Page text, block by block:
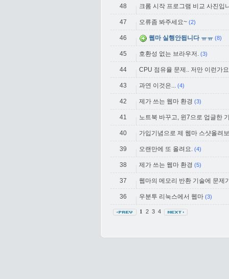
48 크롬 시작 프로그램 비교 사진입
47 오류좀 봐주세요~ (2)
46 웹마 실행안됩니다 ㅠㅠ (8)
45 호환성 없는 브라우저. (3)
44 CPU 점유율 문제.. 저만 이런가
43 과연 이것은... (4)
42 제가 쓰는 웹마 환경 (3)
41 노트북 바꾸고, 윈7으로 업글한
40 가입기념으로 제 웹마 스샷올려
39 오랜만에 또 올려요. (4)
38 제가 쓰는 웹마 환경 (5)
37 웹마의 메모리 반환 기술에 문제
36 우분투 리눅스에서 웹마 (3)
1 2 3 4